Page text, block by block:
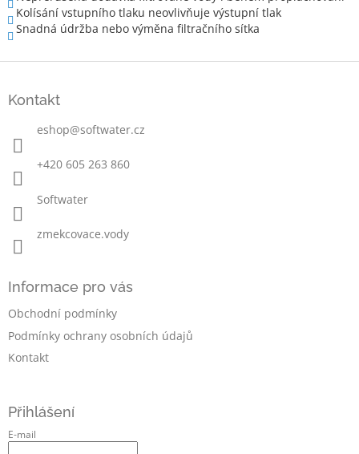
Kolísání vstupního tlaku neovlivňuje výstupní tlak
Snadná údržba nebo výměna filtračního sítka
Kontakt
eshop@softwater.cz
+420 605 263 860
Softwater
zmekcovace.vody
Informace pro vás
Obchodní podmínky
Podmínky ochrany osobních údajů
Kontakt
Přihlášení
E-mail